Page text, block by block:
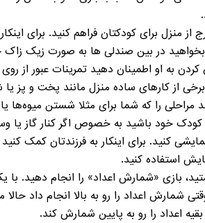
از منزل برای کودکتان فراهم کنید. برای
بخواهید در بین صندلی ها به صورت زیک
به او اطمینان دهید تمرینات عبور از
از کارهای ساده منزل مانند پخت و
را که شما برای مثلا شستن میوه‌ها
خود باشید به خصوص اگر کنار گاز یا
کنید. برای اینکار به فرزندتان کمک
استفاده کنید.